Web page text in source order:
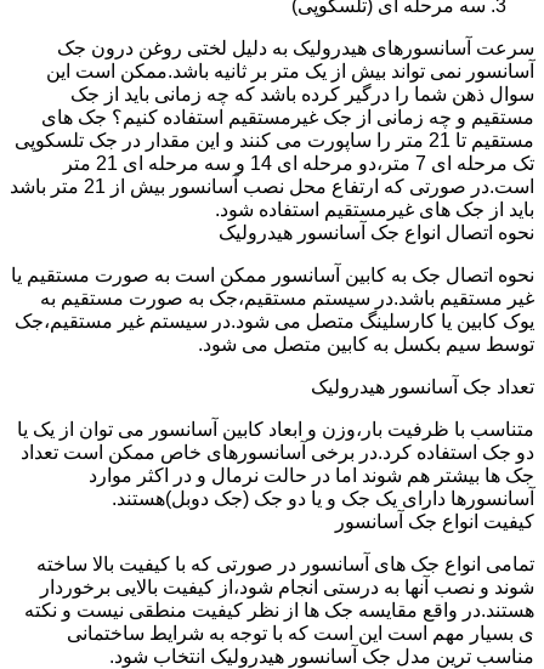
سه مرحله ای (تلسکوپی)
سرعت آسانسورهای هیدرولیک به دلیل لختی روغن درون جک
آسانسور نمی تواند بیش از یک متر بر ثانیه باشد.ممکن است این
سوال ذهن شما را درگیر کرده باشد که چه زمانی باید از جک
مستقیم و چه زمانی از جک غیرمستقیم استفاده کنیم؟ جک های
مستقیم تا 21 متر را ساپورت می کنند و این مقدار در جک تلسکوپی
تک مرحله ای 7 متر،دو مرحله ای 14 و سه مرحله ای 21 متر
است.در صورتی که ارتفاع محل نصب آسانسور بیش از 21 متر باشد
باید از جک های غیرمستقیم استفاده شود.
نحوه اتصال انواع جک آسانسور هیدرولیک
نحوه اتصال جک به کابین آسانسور ممکن است به صورت مستقیم یا
غیر مستقیم باشد.در سیستم مستقیم،جک به صورت مستقیم به
یوک کابین یا کارسلینگ متصل می شود.در سیستم غیر مستقیم،جک
توسط سیم بکسل به کابین متصل می شود.
تعداد جک آسانسور هیدرولیک
متناسب با ظرفیت بار،وزن و ابعاد کابین آسانسور می توان از یک یا
دو جک استفاده کرد.در برخی آسانسورهای خاص ممکن است تعداد
جک ها بیشتر هم شوند اما در حالت نرمال و در اکثر موارد
آسانسورها دارای یک جک و یا دو جک (جک دوبل)هستند.
کیفیت انواع جک آسانسور
تمامی انواع جک های آسانسور در صورتی که با کیفیت بالا ساخته
شوند و نصب آنها به درستی انجام شود،از کیفیت بالایی برخوردار
هستند.در واقع مقایسه جک ها از نظر کیفیت منطقی نیست و نکته
ی بسیار مهم است این است که با توجه به شرایط ساختمانی
مناسب ترین مدل جک آسانسور هیدرولیک انتخاب شود.